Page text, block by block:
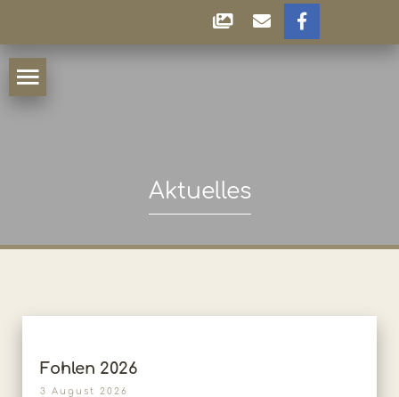
Aktuelles
Fohlen 2026
3 August 2026